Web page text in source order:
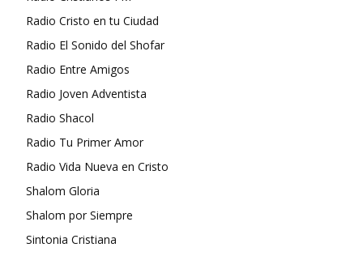
Radio Cristo en tu Ciudad
Radio El Sonido del Shofar
Radio Entre Amigos
Radio Joven Adventista
Radio Shacol
Radio Tu Primer Amor
Radio Vida Nueva en Cristo
Shalom Gloria
Shalom por Siempre
Sintonia Cristiana